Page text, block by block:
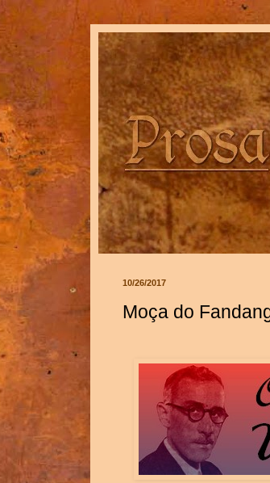
10/26/2017
Moça do